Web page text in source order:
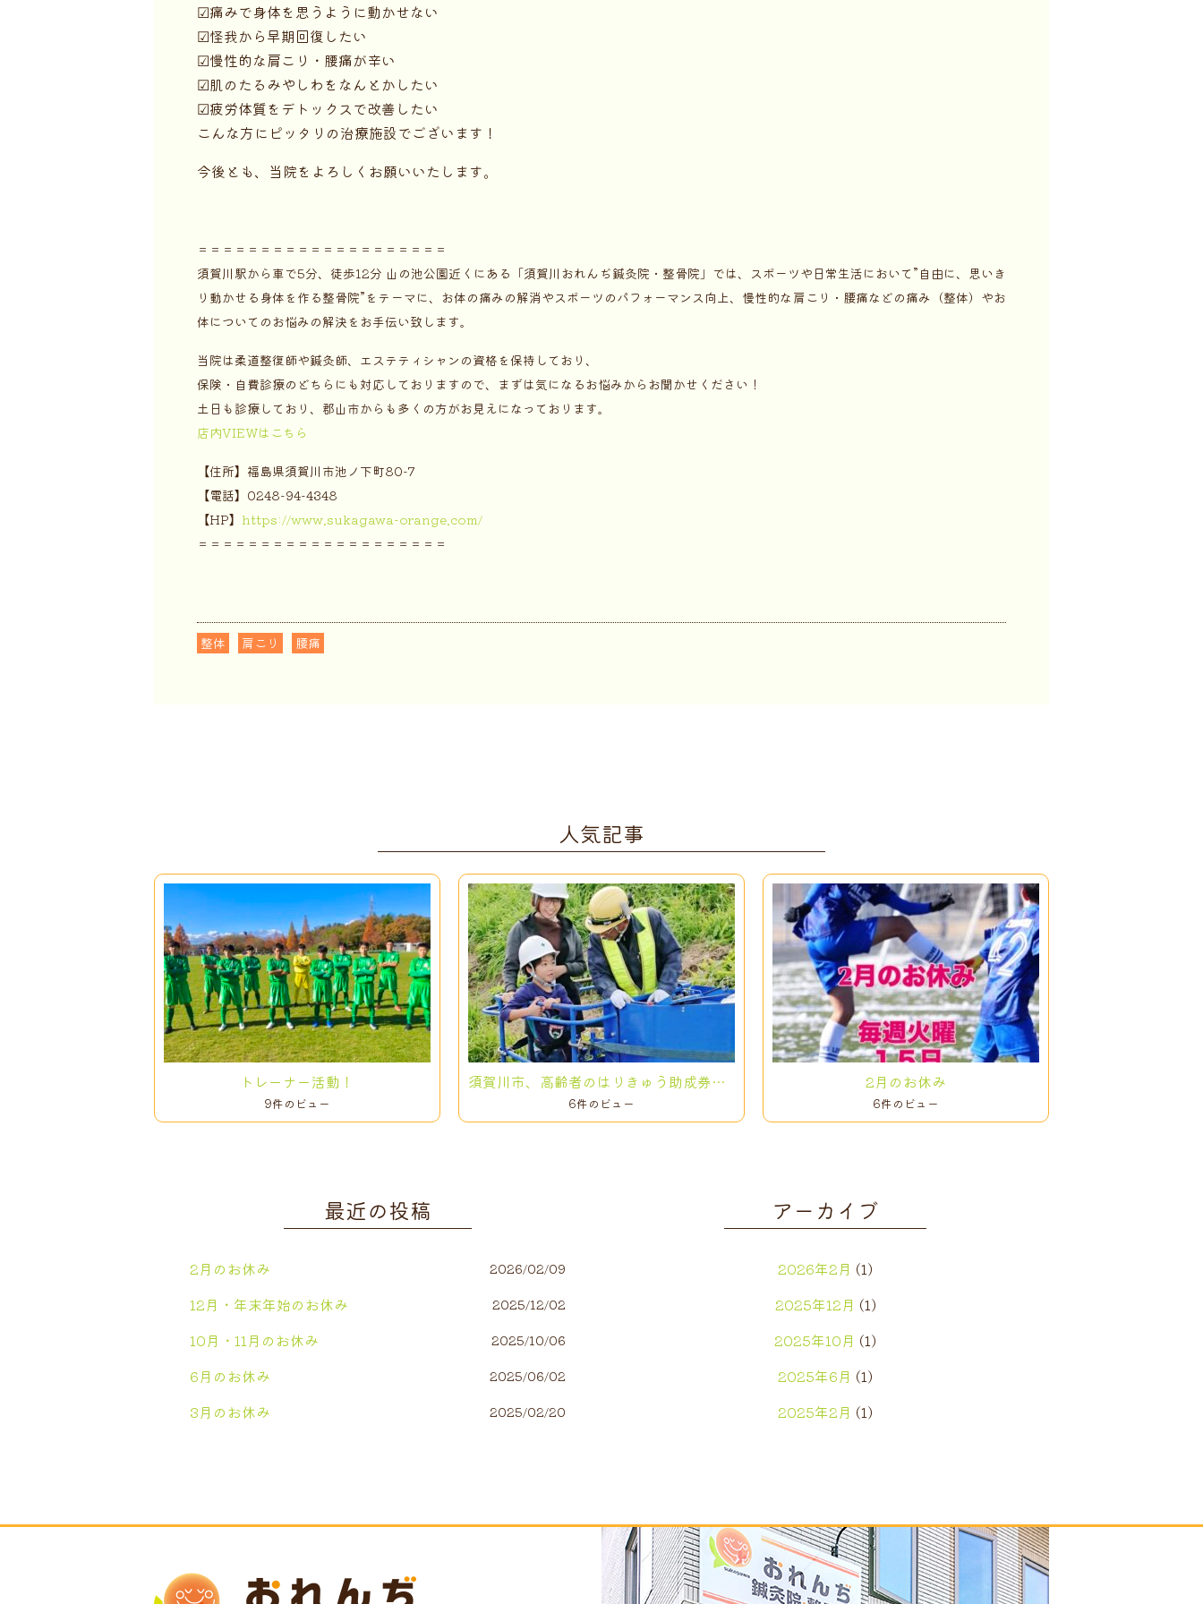
☑痛みで身体を思うように動かせない
☑怪我から早期回復したい
☑慢性的な肩こり・腰痛が辛い
☑肌のたるみやしわをなんとかしたい
☑疲労体質をデトックスで改善したい
こんな方にピッタリの治療施設でございます！
今後とも、当院をよろしくお願いいたします。
＝＝＝＝＝＝＝＝＝＝＝＝＝＝＝＝＝＝＝＝
須賀川駅から車で5分、徒歩12分 山の池公園近くにある「須賀川おれんぢ鍼灸院・整骨院」では、スポーツや日常生活において”自由に、思いき
り動かせる身体を作る整骨院”をテーマに、お体の痛みの解消やスポーツのパフォーマンス向上、慢性的な肩こり・腰痛などの痛み（整体）やお
体についてのお悩みの解決をお手伝い致します。
当院は柔道整復師や鍼灸師、エステティシャンの資格を保持しており、
保険・自費診療のどちらにも対応しておりますので、まずは気になるお悩みからお聞かせください！
土日も診療しており、郡山市からも多くの方がお見えになっております。
店内VIEWはこちら
【住所】福島県須賀川市池ノ下町80-7
【電話】0248-94-4348
【HP】 https://www.sukagawa-orange.com/
＝＝＝＝＝＝＝＝＝＝＝＝＝＝＝＝＝＝＝＝
整体 肩こり 腰痛
人気記事
トレーナー活動！
9件のビュー
須賀川市、高齢者のはりきゅう助成券が利用できるようになりました！
6件のビュー
2月のお休み
6件のビュー
最近の投稿
2月のお休み 2026/02/09
12月・年末年始のお休み 2025/12/02
10月・11月のお休み 2025/10/06
6月のお休み 2025/06/02
3月のお休み 2025/02/20
アーカイブ
2026年2月 (1)
2025年12月 (1)
2025年10月 (1)
2025年6月 (1)
2025年2月 (1)
2024年7月(1)
2024年5月(2)
2024年4月 (1)